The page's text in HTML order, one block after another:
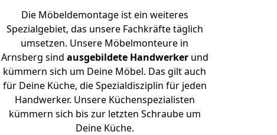
Die Möbeldemontage ist ein weiteres
Spezialgebiet, das unsere Fachkräfte täglich
umsetzen. Unsere Möbelmonteure in
Arnsberg sind ausgebildete Handwerker und
kümmern sich um Deine Möbel. Das gilt auch
für Deine Küche, die Spezialdisziplin für jeden
Handwerker. Unsere Küchenspezialisten
kümmern sich bis zur letzten Schraube um
Deine Küche.